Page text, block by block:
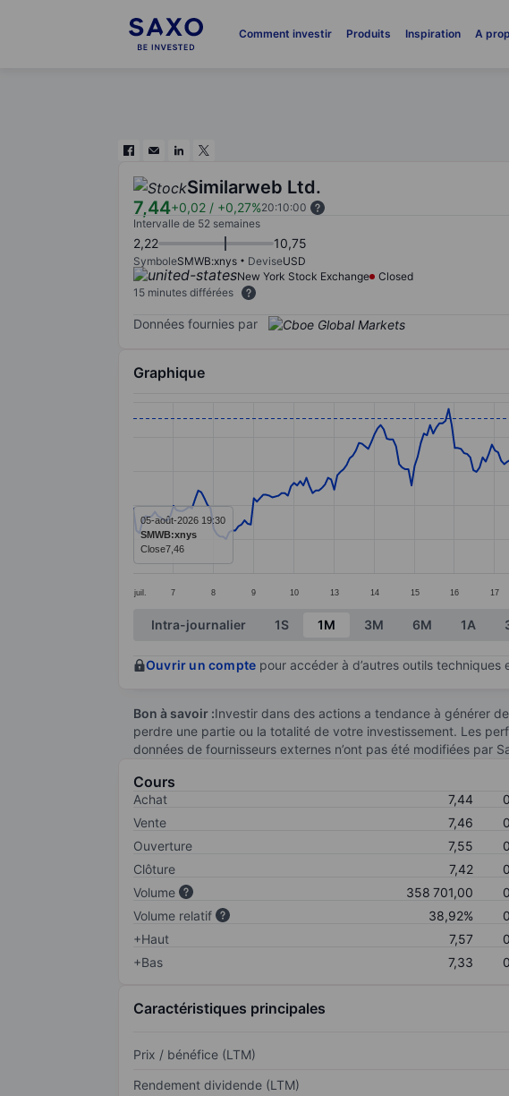
Comment investir Produits Inspiration A
Similarweb Ltd.
7,44+0,02 / +0,27%20:10:00
Intervalle de 52 semaines
2,22 10,75
SymboleSMWB:xnys DeviseUSD
New York Stock Exchange
Closed
15 minutes différées
Données fournies par
Graphique
The chart has 1 X axis displaying categories.
The chart has 1 Y axis displaying values. Data ranges
juil. 7 8 9 10 13 14 15 16 17
05-août-2026 19:30
SMWB:xnys
Close7,46
End of interactive chart.
Intra-journalier 1S 1M 3M 6M 1A
Ouvrir un compte pour accéder à d’autres outils techniques
Bon à savoir :Investir dans des actions a tendance à générer
perdre une partie ou la totalité de votre investissement. Les
données de fournisseurs externes n’ont pas été modifiées par
Cours
Achat 7,44
Vente
7,46
Ouverture
7,55
Clôture
7,42
Volume
358 701,00
Volume relatif
38,92%
+Haut
7,57
+Bas
7,33
Caractéristiques principales
Prix / bénéfice (LTM)
Rendement dividende (LTM)